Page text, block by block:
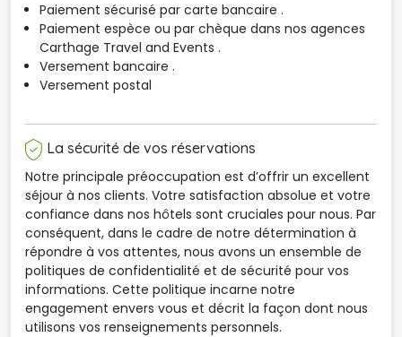
Paiement sécurisé par carte bancaire .
Paiement espèce ou par chèque dans nos agences
Carthage Travel and Events .
Versement bancaire .
Versement postal
La sécurité de vos réservations
Notre principale préoccupation est d’offrir un excellent
séjour à nos clients. Votre satisfaction absolue et votre
confiance dans nos hôtels sont cruciales pour nous. Par
conséquent, dans le cadre de notre détermination à
répondre à vos attentes, nous avons un ensemble de
politiques de confidentialité et de sécurité pour vos
informations. Cette politique incarne notre
engagement envers vous et décrit la façon dont nous
utilisons vos renseignements personnels.